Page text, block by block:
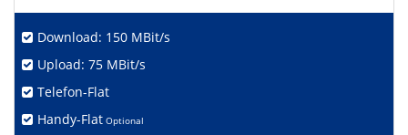
Download: 150 MBit/s
Upload: 75 MBit/s
Telefon-Flat
Handy-Flat Optional